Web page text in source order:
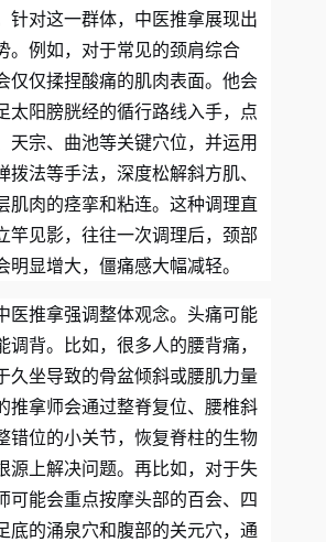
针对这一群体，中医推拿展现出
。例如，对于常见的颈肩综合
仅仅揉捏酸痛的肌肉表面。他会
太阳膀胱经的循行路线入手，点
天宗、曲池等关键穴位，并运用
拨法等手法，深度松解斜方肌、
肌肉的痉挛和粘连。这种调理直
竿见影，往往一次调理后，颈部
明显增大，僵痛感大幅减轻。
医推拿强调整体观念。头痛可能
调背。比如，很多人的腰背痛，
久坐导致的骨盆倾斜或腰肌力量
推拿师会通过整脊复位、腰椎斜
错位的小关节，恢复脊柱的生物
源上解决问题。再比如，对于失
可能会重点按摩头部的百会、四
底的涌泉穴和腹部的关元穴，通